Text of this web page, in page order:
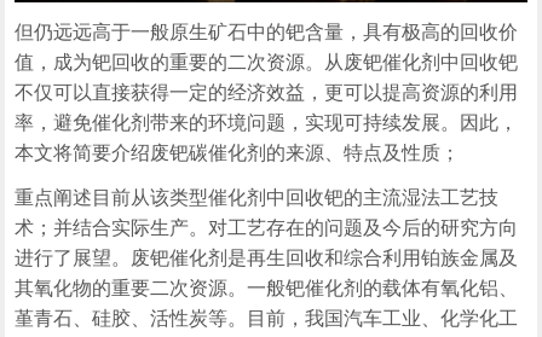
但仍远远高于一般原生矿石中的钯含量，具有极高的回收价
值，成为钯回收的重要的二次资源。从废钯催化剂中回收钯
不仅可以直接获得一定的经济效益，更可以提高资源的利用
率，避免催化剂带来的环境问题，实现可持续发展。因此，
本文将简要介绍废钯碳催化剂的来源、特点及性质；
重点阐述目前从该类型催化剂中回收钯的主流湿法工艺技
术；并结合实际生产。对工艺存在的问题及今后的研究方向
进行了展望。废钯催化剂是再生回收和综合利用铂族金属及
其氧化物的重要二次资源。一般钯催化剂的载体有氧化铝、
堇青石、硅胶、活性炭等。目前，我国汽车工业、化学化工